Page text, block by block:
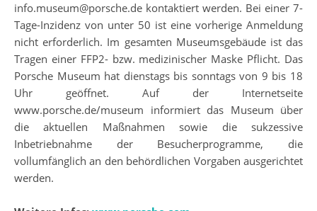
info.museum@porsche.de kontaktiert werden. Bei einer 7-
Tage-Inzidenz von unter 50 ist eine vorherige Anmeldung
nicht erforderlich. Im gesamten Museumsgebäude ist das
Tragen einer FFP2- bzw. medizinischer Maske Pflicht. Das
Porsche Museum hat dienstags bis sonntags von 9 bis 18
Uhr geöffnet. Auf der Internetseite
www.porsche.de/museum informiert das Museum über
die aktuellen Maßnahmen sowie die sukzessive
Inbetriebnahme der Besucherprogramme, die
vollumfänglich an den behördlichen Vorgaben ausgerichtet
werden.